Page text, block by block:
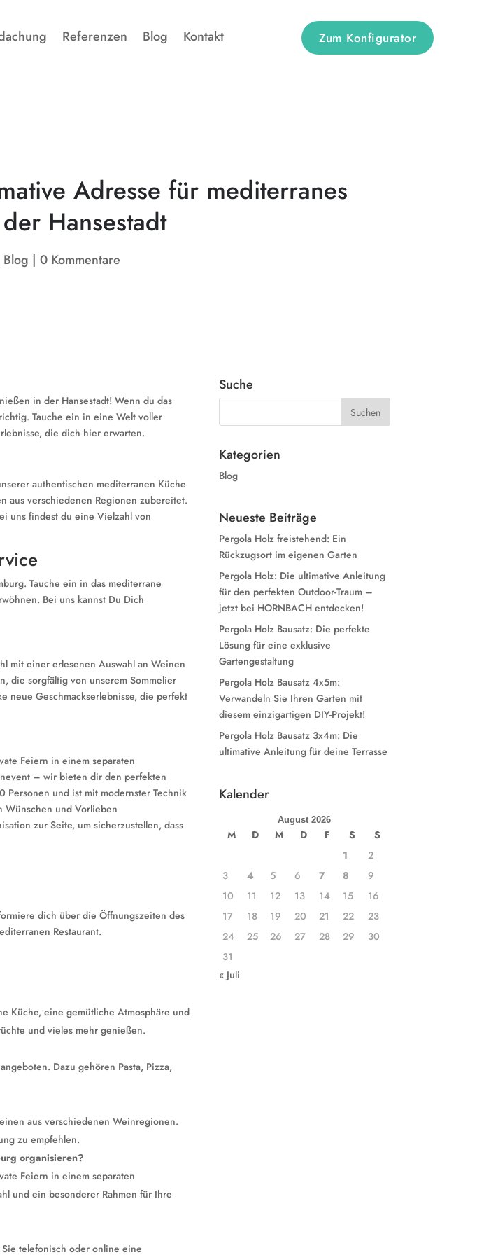
Referenzen Blog Kontakt Zum Konfigurator
Adresse für mediterranes
Hansestadt
Blog 0 Kommentare
in der Hansestadt! Wenn du das
Tauche ein in eine Welt voller
die dich hier erwarten.
authentischen mediterranen Küche
aus verschiedenen Regionen zubereitet.
uns findest du eine Vielzahl von
Tauche ein in das mediterrane
Bei uns kannst Du Dich
mit einer erlesenen Auswahl an Weinen
die sorgfältig von unserem Sommelier
neue Geschmackserlebnisse, die perfekt
Feiern in einem separaten
– wir bieten dir den perfekten
Personen und ist mit modernster Technik
Wünschen und Vorlieben
zur Seite, um sicherzustellen, dass
dich über die Öffnungszeiten des
Restaurant.
Küche, eine gemütliche Atmosphäre und
und vieles mehr genießen.
Dazu gehören Pasta, Pizza,
aus verschiedenen Weinregionen.
zu empfehlen.
organisieren?
Feiern in einem separaten
und ein besonderer Rahmen für Ihre
telefonisch oder online eine
Suche
Kategorien
Blog
Neueste Beiträge
Pergola Holz freistehend: Ein
Rückzugsort im eigenen Garten
Pergola Holz: Die ultimative Anleitung
für den perfekten Outdoor-Traum –
jetzt bei HORNBACH entdecken!
Pergola Holz Bausatz: Die perfekte
Lösung für eine exklusive
Gartengestaltung
Pergola Holz Bausatz 4x5m:
Verwandeln Sie Ihren Garten mit
diesem einzigartigen DIY-Projekt!
Pergola Holz Bausatz 3x4m: Die
ultimative Anleitung für deine Terrasse
Kalender
August 2026
M D M D F S
S
1
2
3
4 5 6 7 8
9
10
11 12 13 14 15
16
17
18 19 20 21 22
23
24
25 26 27 28 29
30
31
« Juli